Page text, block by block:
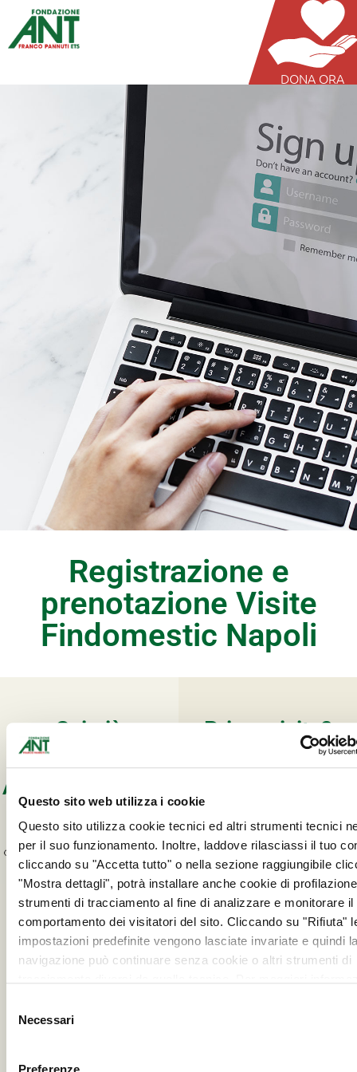
Questo sito web utilizza i cookie
Questo sito utilizza cookie tecnici ed altri strumenti tecnici
per il suo funzionamento. Inoltre, laddove rilasciassi il tuo
cliccando su "Accetta tutto" o nella sezione raggiungibile
"Mostra dettagli", potrà installare anche cookie di
strumenti di tracciamento al fine di analizzare e monitorare il
comportamento dei visitatori del sito. Cliccando su "Rifiuta"
impostazioni predefinite vengono lasciate invariate e quindi
navigazione può continuare senza cookie o altri strumenti di
delNecessari
DONA ORA
Registrazione e
prenotazione Visite
Findomestic Napoli
Sei già
registrato?
Accedi e scegli la
tua visita
ACCEDI
Prima visita?
Registrati e scegli
registrarti a Vitaever, il
portale dedicato alle
prenotazioni delle visite di
prevenzione ANT, sul
quale potrai trovare le
date disponibili.